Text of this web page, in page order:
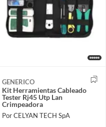
GENERICO
Kit Herramientas Cableado
Tester Rj45 Utp Lan
Crimpeadora
Por CELYAN TECH SpA